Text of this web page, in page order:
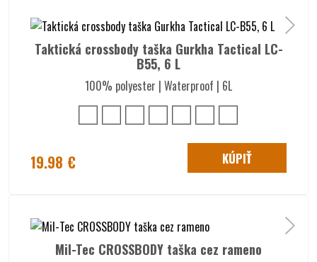
Taktická crossbody taška Gurkha Tactical LC-
B55, 6 L
100% polyester | Waterproof | 6L
19.98 € KÚPIŤ
Mil-Tec CROSSBODY taška cez rameno